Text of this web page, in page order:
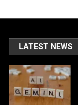
LATEST NEWS